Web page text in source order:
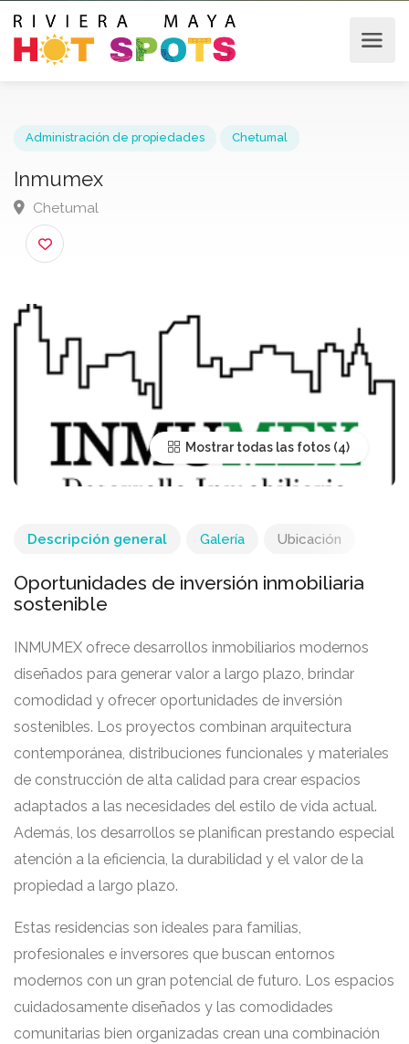
Inmumex
Chetumal
Mostrar todas las fotos
Descripción general Galería Ubicación
Oportunidades de inversión inmobiliaria
sostenible
INMUMEX ofrece desarrollos inmobiliarios modernos
diseñados para generar valor a largo plazo, brindar
comodidad y ofrecer oportunidades de inversión
sostenibles. Los proyectos combinan arquitectura
contemporánea, distribuciones funcionales y materiales
de construcción de alta calidad para crear espacios
adaptados a las necesidades del estilo de vida actual.
Además, los desarrollos se planifican prestando especial
atención a la eficiencia, la durabilidad y el valor de la
propiedad a largo plazo.
Estas residencias son ideales para familias,
profesionales e inversores que buscan entornos
modernos con un gran potencial de futuro. Los espacios
cuidadosamente diseñados y las comodidades
comunitarias bien organizadas crean una combinación